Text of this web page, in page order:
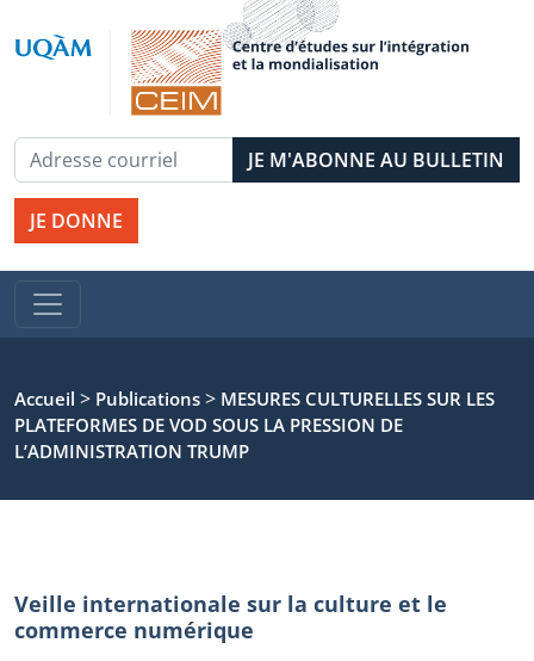
JE DONNE
Accueil > Publications > MESURES CULTURELLES SUR LES
PLATEFORMES DE VOD SOUS LA PRESSION DE
L’ADMINISTRATION TRUMP
Veille internationale sur la culture et le
commerce numérique